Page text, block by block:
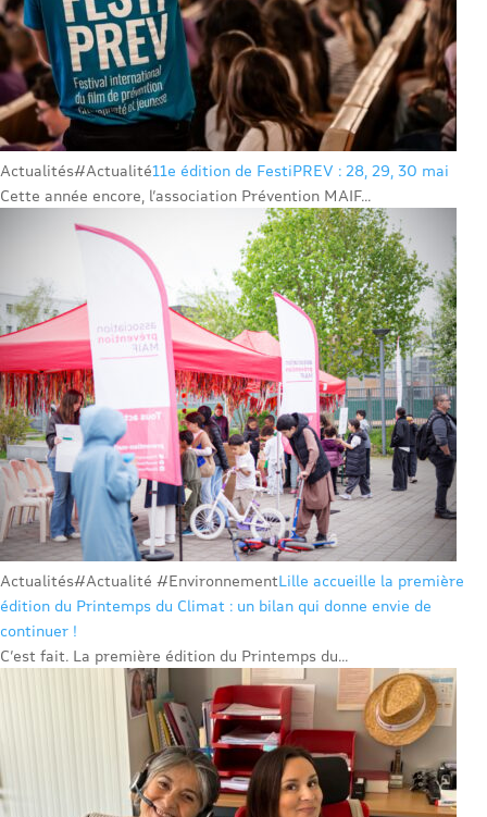
Actualités#Actualité11e édition de FestiPREV : 28, 29, 30 mai
Cette année encore, l’association Prévention MAIF...
Actualités#Actualité #EnvironnementLille accueille la première
édition du Printemps du Climat : un bilan qui donne envie de
continuer !
C’est fait. La première édition du Printemps du...